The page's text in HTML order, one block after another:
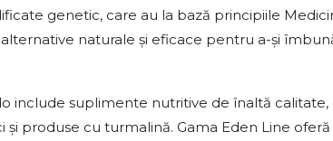
genetic, care au la bază principiile
naturale și eficace pentru a-și
include suplimente nutritive de înaltă
și produse cu turmalină. Gama Eden Line